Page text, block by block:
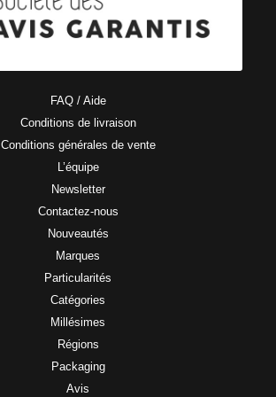
FAQ / Aide
Conditions de livraison
Conditions générales de vente
L’équipe
Newsletter
Contactez-nous
Nouveautés
Marques
Particularités
Catégories
Millésimes
Régions
Packaging
Avis